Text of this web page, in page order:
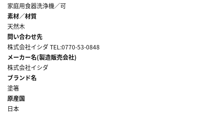
家庭用食器洗浄機／可
素材／材質
天然木
問い合わせ先
株式会社イシダ TEL:0770-53-0848
メーカー名(製造販売会社)
株式会社イシダ
ブランド名
塗箸
原産国
日本